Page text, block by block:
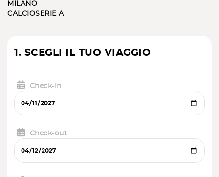
MILANO
CALCIOSERIE A
1. SCEGLI IL TUO VIAGGIO
Check-in
Check-out